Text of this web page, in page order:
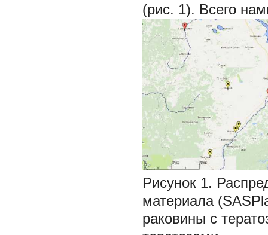
(рис. 1). Всего
Рисунок 1.
материала
раковины с